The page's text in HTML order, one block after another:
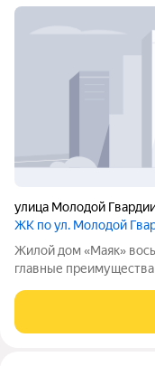
улица Молодой
ЖК по ул. Молодой
Жилой дом «Маяк» восьмиэтажное здание бизнескласса. Его
главные преимущества закрытая территория и подземная
8этажей и 38квартир.
помогает создать